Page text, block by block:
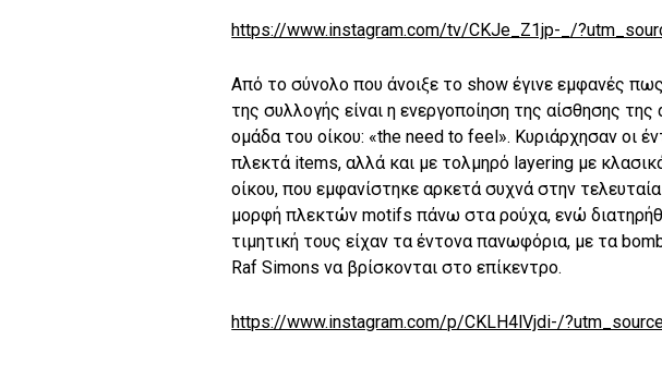
https://www.instagram.com/tv/CKJe_Z1jp-_/
Από το σύνολο που άνοιξε το show έγινε εμφανές
της συλλογής είναι η ενεργοποίηση της αίσθησης
ομάδα του οίκου: «the need to feel». Κυριάρχησαν οι
πλεκτά items, αλλά και με τολμηρό layering με
οίκου, που εμφανίστηκε αρκετά συχνά στην
μορφή πλεκτών motifs πάνω στα ρούχα, ενώ
τιμητική τους είχαν τα έντονα πανωφόρια, με τα
Raf Simons να βρίσκονται στο επίκεντρο.
https://www.instagram.com/p/CKLH4lVjdi-/